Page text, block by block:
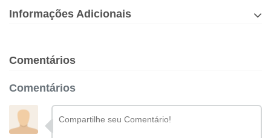
Informações Adicionais
Comentários
Comentários